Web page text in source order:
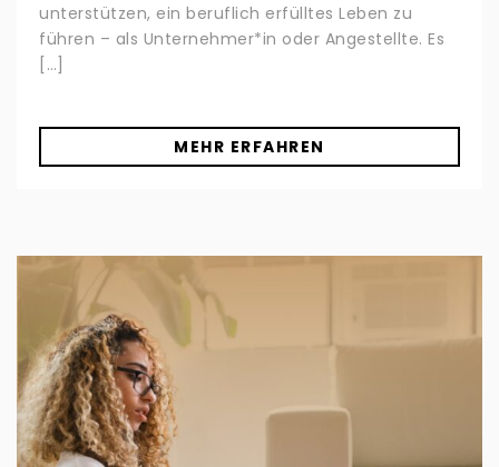
unterstützen, ein beruflich erfülltes Leben zu
führen – als Unternehmer*in oder Angestellte. Es
[…]
MEHR ERFAHREN